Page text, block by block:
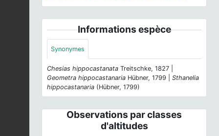
Informations espèce
Synonymes
Chesias hippocastanata Treitschke, 1827 |
Geometra hippocastanaria Hübner, 1799 | Sthanelia
hippocastanaria (Hübner, 1799)
Observations par classes
d'altitudes